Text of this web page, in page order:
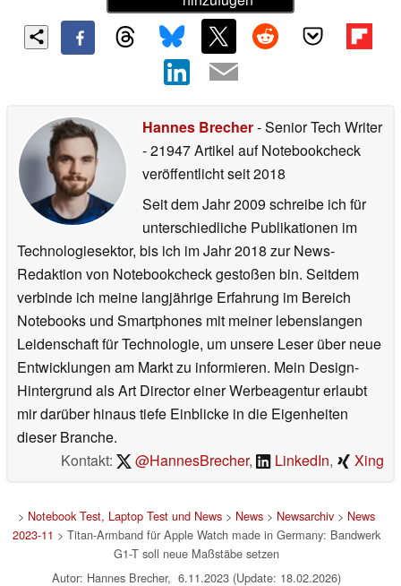
Hannes Brecher- Senior Tech Writer
- 21947 Artikel auf Notebookcheck
veröffentlichtseit 2018
Seit dem Jahr 2009 schreibe ich für
unterschiedliche Publikationen im
Technologiesektor, bis ich im Jahr 2018 zur News-
Redaktion von Notebookcheck gestoßen bin. Seitdem
verbinde ich meine langjährige Erfahrung im Bereich
Notebooks und Smartphones mit meiner lebenslangen
Leidenschaft für Technologie, um unsere Leser über neue
Entwicklungen am Markt zu informieren. Mein Design-
Hintergrund als Art Director einer Werbeagentur erlaubt
mir darüber hinaus tiefe Einblicke in die Eigenheiten
dieser Branche.
Kontakt:
@HannesBrecher, LinkedIn, Xing
> Notebook Test, Laptop Test und News> News> Newsarchiv> News
2023-11 > Titan-Armband für Apple Watch made in Germany: Bandwerk
G1-T soll neue Maßstäbe setzen
Autor: Hannes Brecher, 6.11.2023 (Update: 18.02.2026)